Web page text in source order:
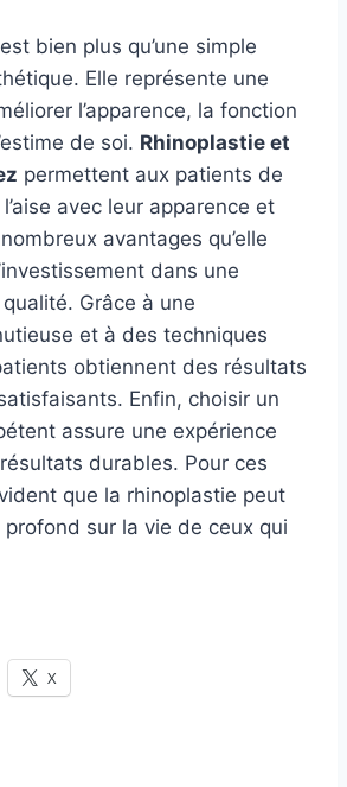
bien plus qu’une simple
Elle représente une
l’apparence, la fonction
de soi. Rhinoplastie et
permettent aux patients de
avec leur apparence et
avantages qu’elle
dans une
Grâce à une
et à des techniques
obtiennent des résultats
Enfin, choisir un
assure une expérience
durables. Pour ces
que la rhinoplastie peut
sur la vie de ceux qui
X